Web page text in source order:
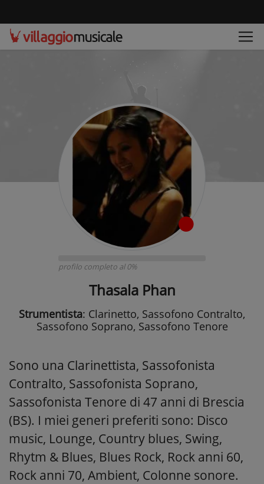
profilo completo al 0%
Thasala Phan
Strumentista: Clarinetto, Sassofono Contralto,
Sassofono Soprano, Sassofono Tenore
Sono una Clarinettista, Sassofonista
Contralto, Sassofonista Soprano,
Sassofonista Tenore di 47 anni di Brescia
(BS). I miei generi preferiti sono: Disco
music, Lounge, Country blues, Swing,
Rhytm & Blues, Blues Rock, Rock anni 60,
Rock anni 70, Ambient, Colonne sonore.